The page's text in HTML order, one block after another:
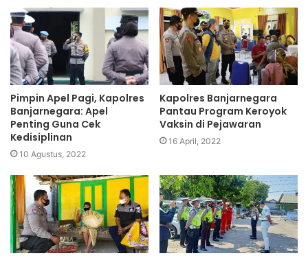
Pimpin Apel Pagi, Kapolres
Banjarnegara: Apel
Penting Guna Cek
Kedisiplinan
10 Agustus, 2022
Kapolres Banjarnegara
Pantau Program Keroyok
Vaksin di Pejawaran
16 April, 2022